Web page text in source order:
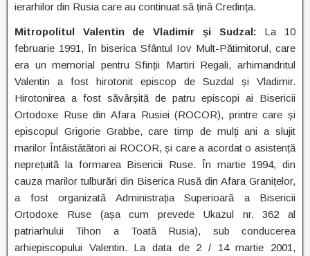
ierarhilor din Rusia care au continuat să țină Credința.
Mitropolitul Valentin de Vladimir și Sudzal: La 10
februarie 1991, în biserica Sfântul Iov Mult-Pătimitorul, care
era un memorial pentru Sfinții Martiri Regali, arhimandritul
Valentin a fost hirotonit episcop de Suzdal și Vladimir.
Hirotonirea a fost săvârșită de patru episcopi ai Bisericii
Ortodoxe Ruse din Afara Rusiei (ROCOR), printre care și
episcopul Grigorie Grabbe, care timp de mulți ani a slujit
marilor Întâistătători ai ROCOR, și care a acordat o asistență
neprețuită la formarea Bisericii Ruse. În martie 1994, din
cauza marilor tulburări din Biserica Rusă din Afara Granițelor,
a fost organizată Administrația Superioară a Bisericii
Ortodoxe Ruse (așa cum prevede Ukazul nr. 362 al
patriarhului Tihon a Toată Rusia), sub conducerea
arhiepiscopului Valentin. La data de 2 / 14 martie 2001,